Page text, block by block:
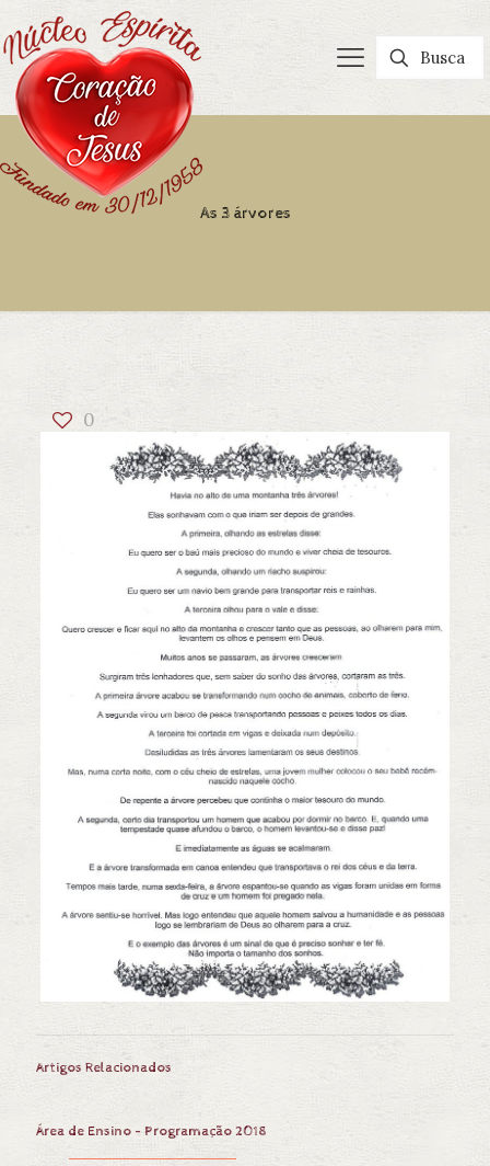
As 3 árvores
0
Artigos Relacionados
Área de Ensino – Programação 2018